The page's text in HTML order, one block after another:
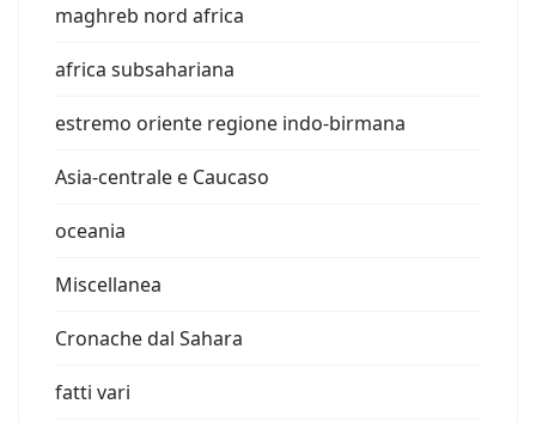
maghreb nord africa
africa subsahariana
estremo oriente regione indo-birmana
Asia-centrale e Caucaso
oceania
Miscellanea
Cronache dal Sahara
fatti vari